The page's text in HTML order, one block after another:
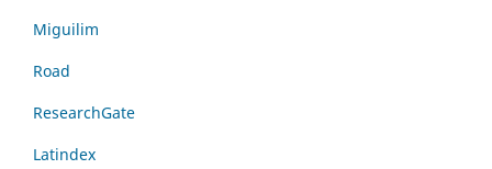
Miguilim
Road
ResearchGate
Latindex